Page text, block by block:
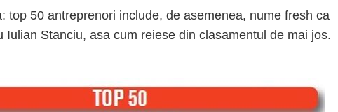
top 50 antreprenori include, de asemenea, nume fresh ca
Iulian Stanciu, asa cum reiese din clasamentul de mai jos.